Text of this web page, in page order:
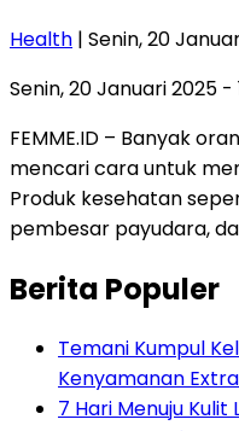
Health | Senin, 20
Senin, 20 Januari 2025 -
FEMME.ID – Banyak
mencari cara untuk
Produk kesehatan
pembesar payudara,
Berita Populer
Temani Kumpul
Kenyamanan
7 Hari Menuju